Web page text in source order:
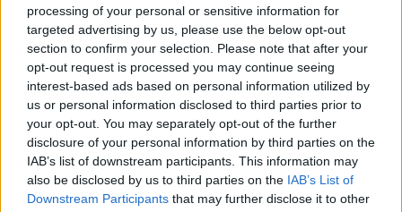
processing of your personal or sensitive information for
targeted advertising by us, please use the below opt-out
section to confirm your selection. Please note that after your
opt-out request is processed you may continue seeing
interest-based ads based on personal information utilized by
us or personal information disclosed to third parties prior to
your opt-out. You may separately opt-out of the further
disclosure of your personal information by third parties on the
IAB’s list of downstream participants. This information may
also be disclosed by us to third parties on the IAB’s List of
Downstream Participants that may further disclose it to other
Žmonės Veidai ir vardai
Dominykas Dirkstys atsiprašė